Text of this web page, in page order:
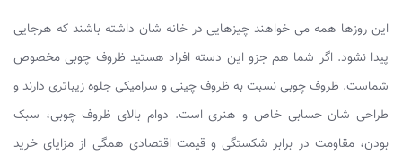
این روزها همه می‌ خواهند چیزهایی در خانه شان داشته باشند که هرجایی
پیدا نشود. اگر شما هم جزو این دسته افراد هستید ظروف چوبی مخصوص
شماست. ظروف چوبی نسبت به ظروف چینی و سرامیکی جلوه زیباتری دارند و
طراحی شان حسابی خاص و هنری است. دوام بالای ظروف چوبی، سبک
بودن، مقاومت در برابر شکستگی و قیمت اقتصادی همگی از مزایای خرید